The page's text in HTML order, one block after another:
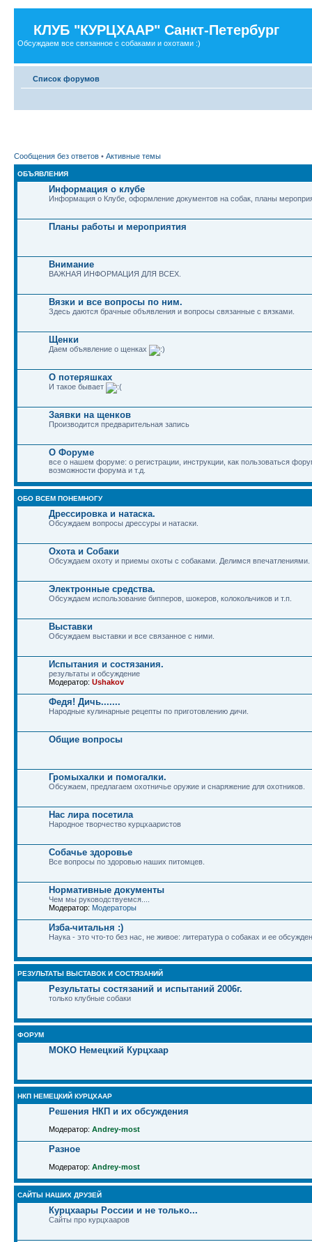
КЛУБ "КУРЦХААР" Санкт-Петербург
Обсуждаем все связанное с собаками и охотами :)
Список форумов
Сообщения без ответов • Активные темы
ОБЪЯВЛЕНИЯ
Информация о клубе
Информация о Клубе, оформление документов на собак, планы
Планы работы и мероприятия
Внимание
ВАЖНАЯ ИНФОРМАЦИЯ ДЛЯ ВСЕХ.
Вязки и все вопросы по ним.
Здесь даются брачные объявления и вопросы связанные с вязками.
Щенки
Даем объявление о щенках
О потеряшках
И такое бывает
Заявки на щенков
Производится предварительная запись
О Форуме
все о нашем форуме: о регистрации, инструкции, как пользоваться
возможности форума и т.д.
ОБО ВСЕМ ПОНЕМНОГУ
Дрессировка и натаска.
Обсуждаем вопросы дрессуры и натаски.
Охота и Собаки
Обсуждаем охоту и приемы охоты с собаками. Делимся впечатлениями.
Электронные средства.
Обсуждаем использование бипперов, шокеров, колокольчиков и т.п.
Выставки
Обсуждаем выставки и все связанное с ними.
Испытания и состязания.
результаты и обсуждение
Модератор: Ushakov
Федя! Дичь.......
Народные кулинарные рецепты по приготовлению дичи.
Общие вопросы
Громыхалки и помогалки.
Обсужаем, предлагаем охотничье оружие и снаряжение для охотников.
Нас лира посетила
Народное творчество курцхааристов
Собачье здоровье
Все вопросы по здоровью наших питомцев.
Нормативные документы
Чем мы руководствуемся....
Модератор: Модераторы
Изба-читальня :)
Наука - это что-то без нас, не живое: литература о собаках и ее
РЕЗУЛЬТАТЫ ВЫСТАВОК И СОСТЯЗАНИЙ
Результаты состязаний и испытаний 2006г.
только клубные собаки
ФОРУМ
MOKO Немецкий Курцхаар
НКП НЕМЕЦКИЙ КУРЦХААР
Решения НКП и их обсуждения
Модератор: Andrey-most
Разное
Модератор: Andrey-most
САЙТЫ НАШИХ ДРУЗЕЙ
Курцхаары России и не только...
Сайты про курцхааров